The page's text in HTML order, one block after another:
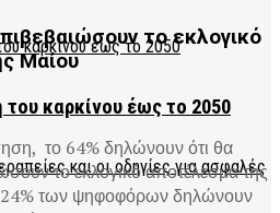
καρκίνου έως το 2050
το εκλογικό
Μαίου
το 64% δηλώνουν ότι θα
το εκλογικό αποτέλεσμα της
24% των ψηφοφόρων δηλώνουν